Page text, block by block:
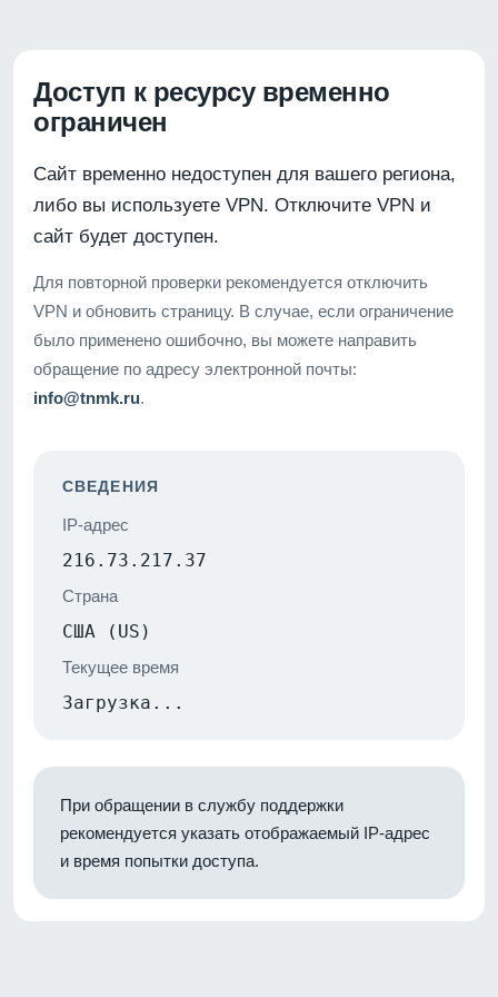
Доступ к ресурсу временно
ограничен
Сайт временно недоступен для вашего региона,
либо вы используете VPN. Отключите VPN и
сайт будет доступен.
Для повторной проверки рекомендуется отключить
VPN и обновить страницу. В случае, если ограничение
было применено ошибочно, вы можете направить
обращение по адресу электронной почты:
info@tnmk.ru.
СВЕДЕНИЯ
IP-адрес
216.73.217.37
Страна
США (US)
Текущее время
Загрузка...
При обращении в службу поддержки
рекомендуется указать отображаемый IP-адрес
и время попытки доступа.